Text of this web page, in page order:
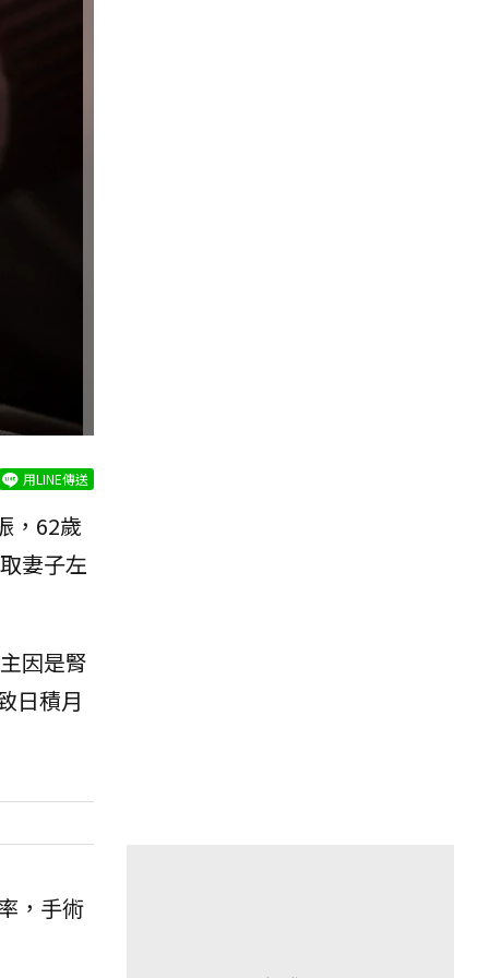
用LINE傳送
，62歲
妻子左
因是腎
日積月
，手術